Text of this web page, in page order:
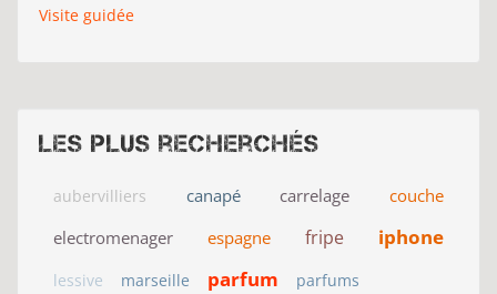
Visite guidée
Les plus recherchés
aubervilliers canapé carrelage
couche
electromenager
espagne fripe iphone
lessive marseille parfum parfums